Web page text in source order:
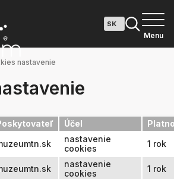
Menu
nastavenie
Účel
nastavenie
cookies
1 rok
nastavenie
cookies
1 rok